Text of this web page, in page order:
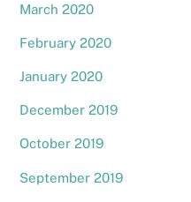
March 2020
February 2020
January 2020
December 2019
October 2019
September 2019